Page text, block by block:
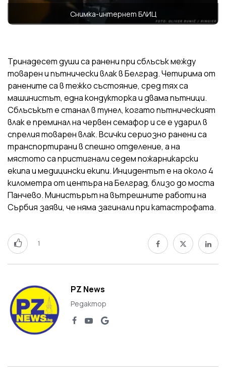
Снимка-интернет БЛИЦ
Тринадесет души са ранени при сблъсък между
товарен и пътнически влак в Белград. Четирима от
ранените са в тежко състояние, сред тях са
машинистът, една кондукторка и двама пътници.
Сблъсъкът е станал в тунел, когато пътническият
влак е преминал на червен семафор и се е ударил в
спрелия товарен влак. Всички сериозно ранени са
транспортирани в спешно отделение, а на
мястото са пристигнали седем пожарникарски
екипа и медицински екипи. Инцидентът е на около 4
километра от центъра на Белград, близо до моста
Панчево. Министърът на вътрешните работи на
Сърбия заяви, че няма загинали при катастрофата.
1
PZ News
Редактор